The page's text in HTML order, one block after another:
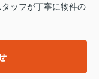
ッフが丁寧に物件の